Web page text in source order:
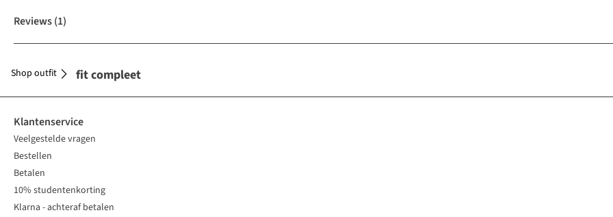
Reviews(1)
Maak je outfit compleet
Shop outfit
Klantenservice
Veelgestelde vragen
Bestellen
Betalen
10% studentenkorting
Klarna - achteraf betalen